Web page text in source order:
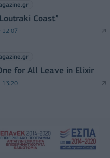
Coast”
12:07
for All Leave in Elixir
13:20